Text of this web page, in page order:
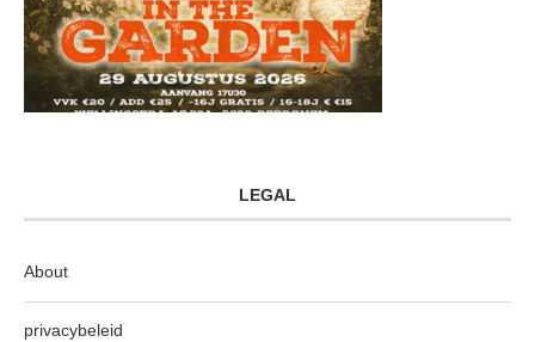
LEGAL
About
privacybeleid